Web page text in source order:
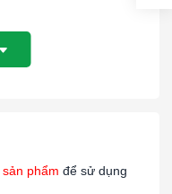
thế dễ dàng.
cấp.
phẩm, dệt may, cơ
phẩm để sử dụng